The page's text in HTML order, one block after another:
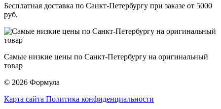
Бесплатная доставка по Санкт-Петербургу при заказе от 5000
руб.
Самые низкие цены по Санкт-Петербургу на оригинальный
товар
© 2026 Формула
Карта сайта Политика конфиденциальности